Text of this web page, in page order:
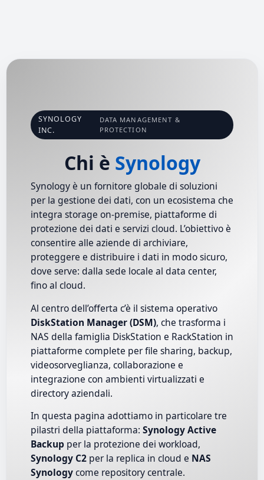
SYNOLOGY
INC.
DATA MANAGEMENT &
PROTECTION
Chi è Synology
Synology è un fornitore globale di soluzioni
per la gestione dei dati, con un ecosistema che
integra storage on-premise, piattaforme di
protezione dei dati e servizi cloud. L’obiettivo è
consentire alle aziende di archiviare,
proteggere e distribuire i dati in modo sicuro,
dove serve: dalla sede locale al data center,
fino al cloud.
Al centro dell’offerta c’è il sistema operativo
DiskStation Manager (DSM), che trasforma i
NAS della famiglia DiskStation e RackStation in
piattaforme complete per file sharing, backup,
videosorveglianza, collaborazione e
integrazione con ambienti virtualizzati e
directory aziendali.
In questa pagina adottiamo in particolare tre
pilastri della piattaforma: Synology Active
Backupper la protezione dei workload,
Synology C2per la replica in cloud e NAS
Synologycome repository centrale.